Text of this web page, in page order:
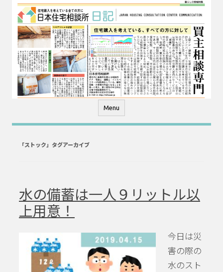
コ
テ
ン
ツ
へ
ス
キ
ッ
プ
Menu
「ストック」タグアーカイブ
水の備蓄は一人９リットル以
上用意！
今日は災
害の際の
水のスト